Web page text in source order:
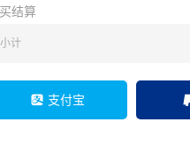
结算
小计
支付宝